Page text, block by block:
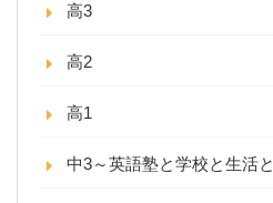
高3
高2
高1
中3～英語塾と学校と生活と